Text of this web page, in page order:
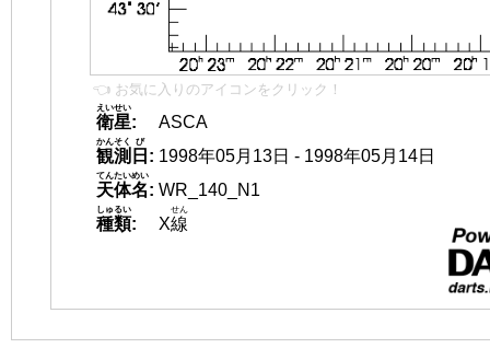
👈 お気に入りのアイコンをクリック！
衛星
えいせい
:
ASCA
観測
かんそく
日
び
: 1998年05月13日 - 1998年05月14日
天体名
てんたいめい
: WR_140_N1
種類
しゅるい
: X線
せん